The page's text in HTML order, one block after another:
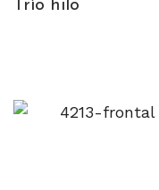
Trío hilo